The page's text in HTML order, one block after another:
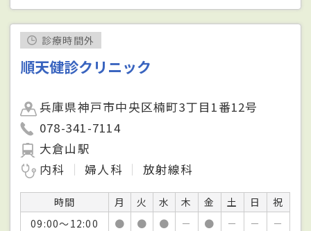
診療時間外
順天健診クリニック
兵庫県神戸市中央区楠町3丁目1番12号
078-341-7114
大倉山駅
内科
婦人科 放射線科
時間 月 火 水 木 金 土 日
祝
09:00～12:00
● ● ● － ● － －
－